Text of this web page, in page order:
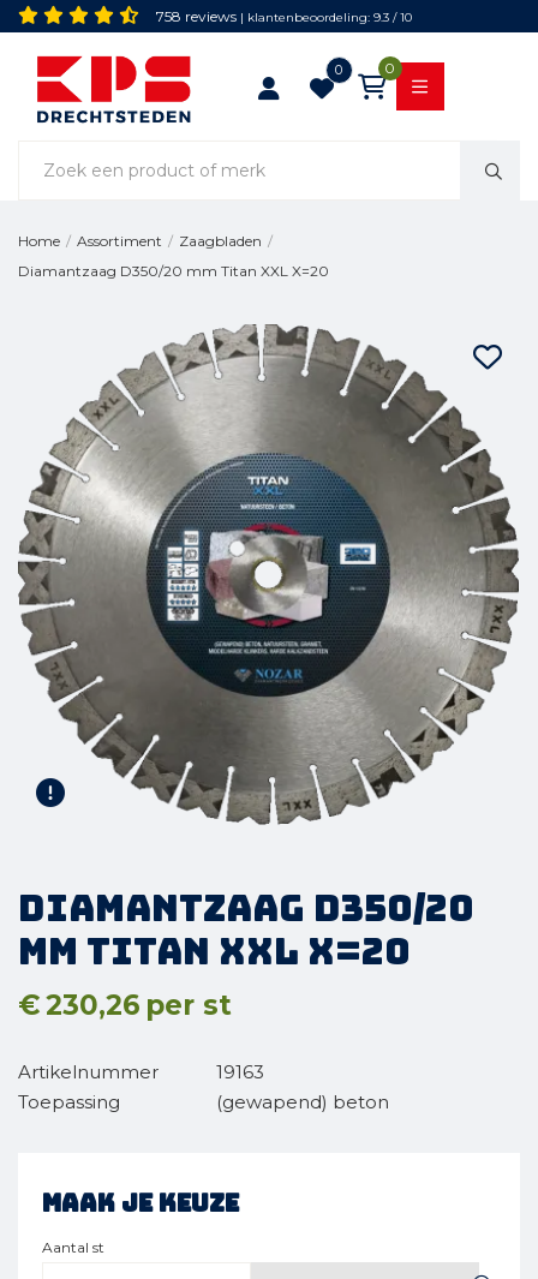
758 reviews | klantenbeoordeling: 9.3 / 10
0 0
Home / Assortiment / Zaagbladen /
Diamantzaag D350/20 mm Titan XXL X=20
Diamantzaag D350/20
mm Titan XXL X=20
€230,26 per st
Artikelnummer
19163
Toepassing
(gewapend) beton
Maak je keuze
Aantal st